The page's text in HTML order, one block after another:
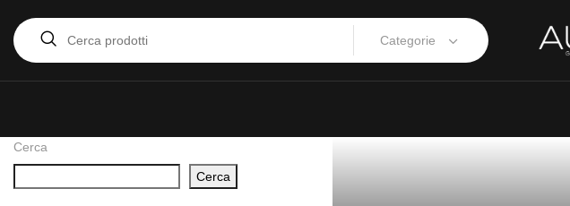
Categorie
Cerca
Cerca